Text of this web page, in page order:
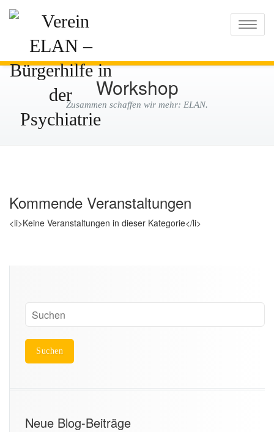
Psychiatrie
Workshop
Zusammen schaffen wir mehr: ELAN.
Kommende Veranstaltungen
<li>Keine Veranstaltungen in dieser Kategorie</li>
Neue Blog-Beiträge